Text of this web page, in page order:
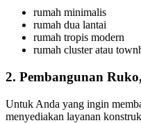
rumah minimalis
rumah dua lantai
rumah tropis modern
rumah cluster atau
2. Pembangunan
Untuk Anda yang ingin
menyediakan layanan